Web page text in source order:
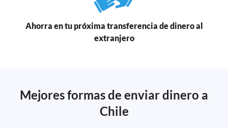
Ahorra en tu próxima transferencia de dinero al
extranjero
Mejores formas de enviar dinero a
Chile